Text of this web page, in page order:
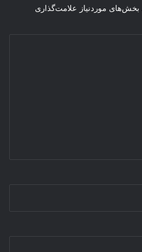
بخش‌های موردنیاز علامت‌گذاری